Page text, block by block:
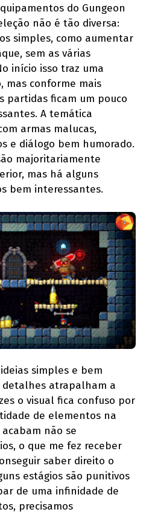
do Gungeon
não é tão diversa:
simples, como aumentar
sem as várias
início isso traz uma
mas conforme mais
partidas ficam um pouco
A temática
armas malucas,
e diálogo bem humorado.
majoritariamente
mas há alguns
bem interessantes.
simples e bem
detalhes atrapalham a
o visual fica confuso por
de elementos na
não se
o que me fez receber
saber direito o
estágios são punitivos
de uma infinidade de
precisamos